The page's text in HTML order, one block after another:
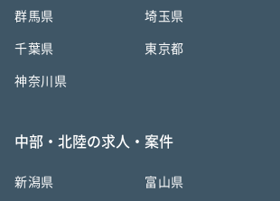
群馬県 埼玉県
千葉県 東京都
神奈川県
中部・北陸の求人・案件
新潟県 富山県